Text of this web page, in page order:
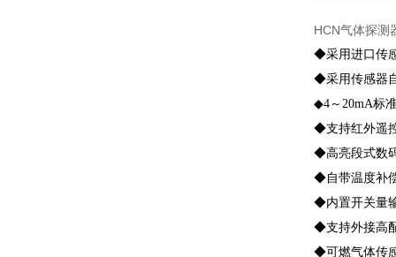
HCN气体探测
◆采用进口传
◆采用传感器
◆4～20mA标
◆支持红外遥
◆高亮段式数
◆自带温度补
◆内置开关量
◆支持外接高
◆可燃气体传